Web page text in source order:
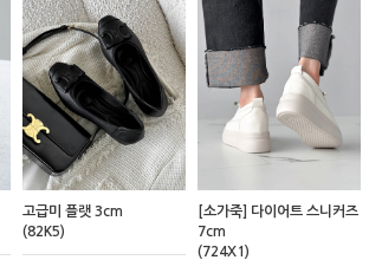
고급미 플랫 3cm
(82K5)
[소가죽] 다이어트 스니커즈
7cm
(724X1)